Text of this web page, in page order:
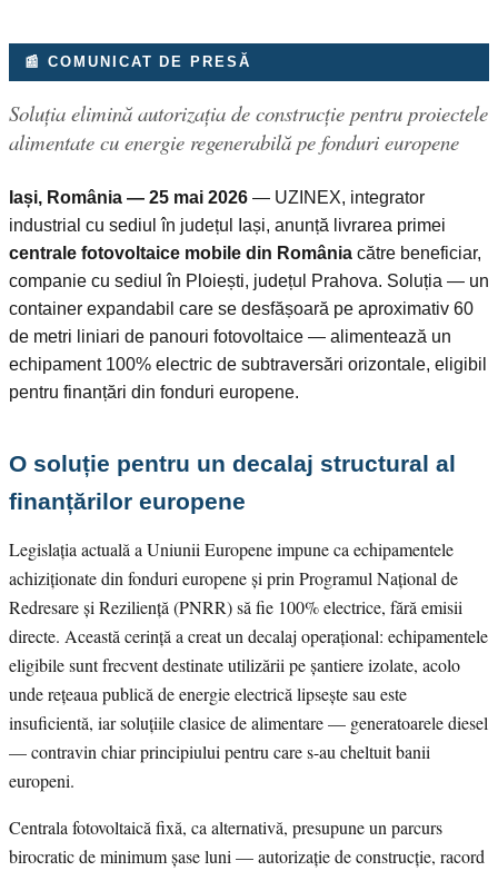
📰 COMUNICAT DE PRESĂ
Soluția elimină autorizația de construcție pentru proiectele
alimentate cu energie regenerabilă pe fonduri europene
Iași, România — 25 mai 2026 — UZINEX, integrator
industrial cu sediul în județul Iași, anunță livrarea primei
centrale fotovoltaice mobile din România către beneficiar,
companie cu sediul în Ploiești, județul Prahova. Soluția — un
container expandabil care se desfășoară pe aproximativ 60
de metri liniari de panouri fotovoltaice — alimentează un
echipament 100% electric de subtraversări orizontale, eligibil
pentru finanțări din fonduri europene.
O soluție pentru un decalaj structural al
finanțărilor europene
Legislația actuală a Uniunii Europene impune ca echipamentele
achiziționate din fonduri europene și prin Programul Național de
Redresare și Reziliență (PNRR) să fie 100% electrice, fără emisii
directe. Această cerință a creat un decalaj operațional: echipamentele
eligibile sunt frecvent destinate utilizării pe șantiere izolate, acolo
unde rețeaua publică de energie electrică lipsește sau este
insuficientă, iar soluțiile clasice de alimentare — generatoarele diesel
— contravin chiar principiului pentru care s-au cheltuit banii
europeni.
Centrala fotovoltaică fixă, ca alternativă, presupune un parcurs
birocratic de minimum șase luni — autorizație de construcție, racord